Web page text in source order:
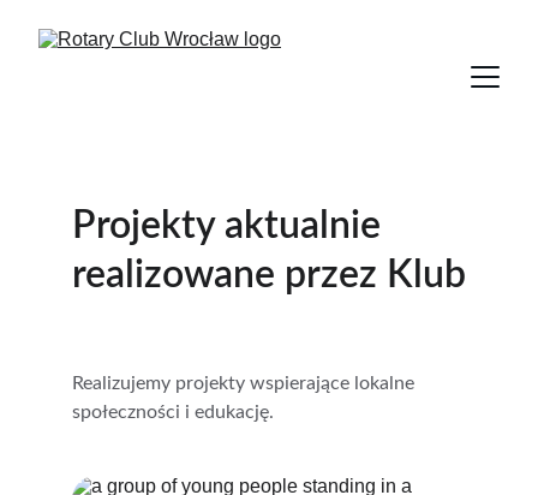
Projekty aktualnie
realizowane przez Klub
Realizujemy projekty wspierające lokalne
społeczności i edukację.